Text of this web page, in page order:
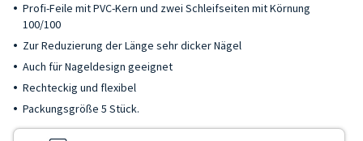
Profi-Feile mit PVC-Kern und zwei Schleifseiten mit Körnung
100/100
Zur Reduzierung der Länge sehr dicker Nägel
Auch für Nageldesign geeignet
Rechteckig und flexibel
Packungsgröße 5 Stück.